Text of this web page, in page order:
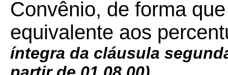
Convênio, de forma
equivalente aos
íntegra da cláusula